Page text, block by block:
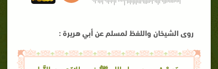
روى الشيخان واللفظ لمسلم عن أبي هريرة: